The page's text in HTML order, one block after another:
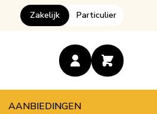
Zakelijk Particulier
AANBIEDINGEN